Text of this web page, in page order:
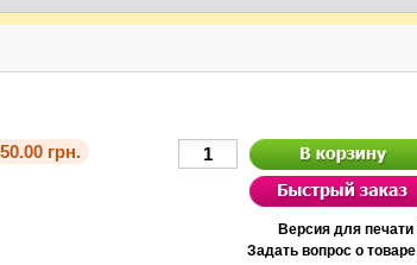
грн.
Версия для печати
Задать вопрос о товаре